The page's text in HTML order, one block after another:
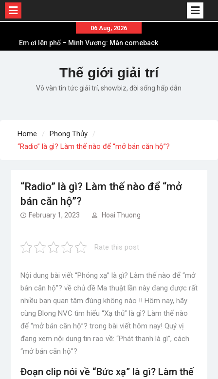
content
06 Aug, 2026
Em ơi lên phố – Minh Vương: Màn comeback
Những ca khúc nhạc xuân “sặc mùi” quảng cáo
nhưng vẫn ấn tượng
Lời bài hát Làm Gì Phải Hốt – Sản phẩm âm nhạc
List ca khúc nhạc tết hay và ý nghĩa nhất mỗi dịp
xuân về
Thế giới giải trí
Vô vàn tin tức giải trí, showbiz, đời sống hấp dẫn
Home
Phong Thủy
“Radio” là gì? Làm thế nào để “mở bán căn hộ”?
“Radio” là gì? Làm thế nào để “mở
bán căn hộ”?
February 1, 2023 Hoai Thuong
Rate this post
Nội dung bài viết “Phóng xạ” là gì? Làm thế nào để “mở
bán căn hộ”? về chủ đề Ma thuật lần này đang được rất
nhiều bạn quan tâm đúng không nào !! Hôm nay, hãy
cùng Blong NVC tìm hiểu “Xạ thủ” là gì? Làm thế nào
để “mở bán căn hộ”? trong bài viết hôm nay! Quý vị
đang xem nội dung tin rao về: “Phát thanh là gì”, cách
“mở bán căn hộ”?
Đoạn clip nói về “Bức xạ” là gì? Làm thế